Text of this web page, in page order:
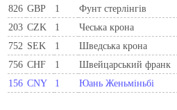
826 GBP 1 Фунт стерлінгів
203 CZK 1 Чеська крона
752 SEK 1 Шведська крона
756 CHF 1 Швейцарський франк
156 CNY 1 Юань Женьміньбі